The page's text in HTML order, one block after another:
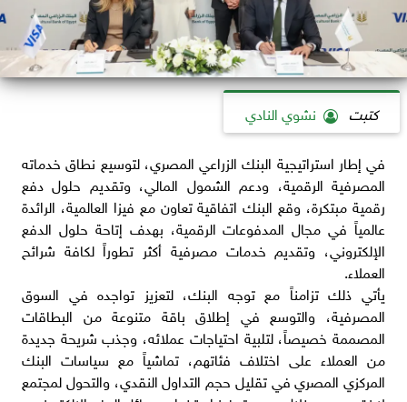
كتبت
نشوي النادي
في إطار استراتيجية البنك الزراعي المصري، لتوسيع نطاق خدماته
المصرفية الرقمية، ودعم الشمول المالي، وتقديم حلول دفع
رقمية مبتكرة، وقع البنك اتفاقية تعاون مع فيزا العالمية، الرائدة
عالمياً في مجال المدفوعات الرقمية، بهدف إتاحة حلول الدفع
الإلكتروني، وتقديم خدمات مصرفية أكثر تطوراً لكافة شرائح
العملاء.
يأتي ذلك تزامناً مع توجه البنك، لتعزيز تواجده في السوق
المصرفية، والتوسع في إطلاق باقة متنوعة من البطاقات
المصممة خصيصاً، لتلبية احتياجات عملائه، وجذب شريحة جديدة
من العملاء على اختلاف فئاتهم، تماشياً مع سياسات البنك
المركزي المصري في تقليل حجم التداول النقدي، والتحول لمجتمع